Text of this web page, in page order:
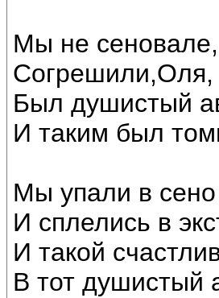
Мы не
Согрешили,Оля,
Был душистый
И таким был
Мы упали в
И сплелись в
И такой
В тот душистый